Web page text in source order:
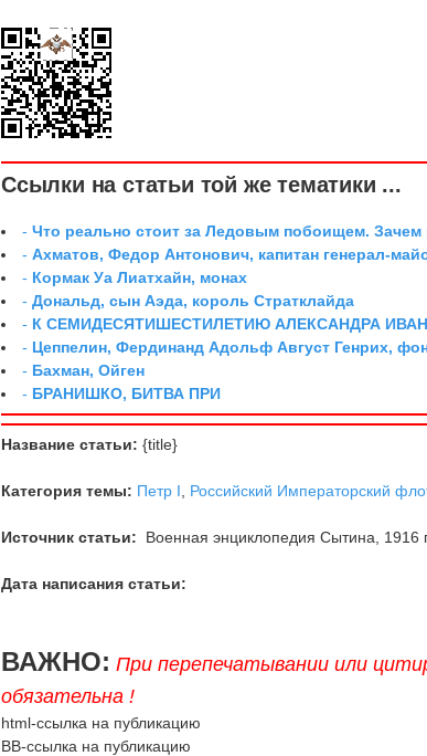
Ссылки на статьи той же тематики ...
-Что реально стоит за Ледовым побоищем.
-Ахматов, Федор Антонович, капитан генерал-
- Кормак Уа Лиатхайн, монах
-Дональд, сын Аэда, король Стратклайда
- К СЕМИДЕСЯТИШЕСТИЛЕТИЮ АЛЕКСАНДРА
- Цеппелин, Фердинанд Адольф Август Генрих,
- Бахман, Ойген
- БРАНИШКО, БИТВА ПРИ
Название статьи: {title}
Категория темы: Петр I Российский Императорский
Источник статьи: Военная энциклопедия Сытина, 1916
Дата написания статьи:
ВАЖНО: При перепечатывании или
обязательна !
html-ссылка на публикацию
BB-ссылка на публикацию